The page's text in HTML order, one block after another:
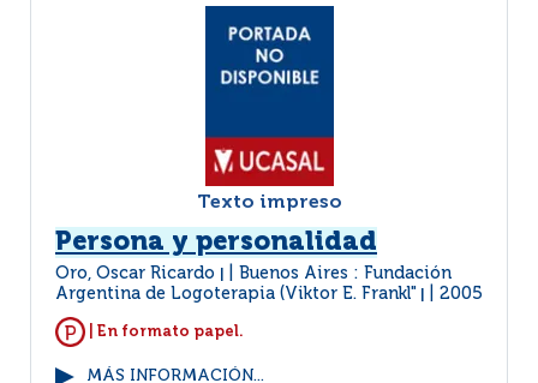
Texto impreso
Persona y personalidad
Oro, Oscar Ricardo
Buenos Aires : Fundación
Argentina de Logoterapia (Viktor E. Frankl"
2005
| En formato papel.
MÁS INFORMACIÓN...